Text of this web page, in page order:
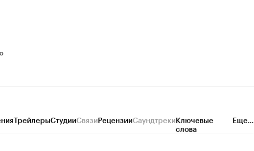
ТрейлерыСтудииСвязиРецензииСаундтрекиКлючевые
слова
Еще...